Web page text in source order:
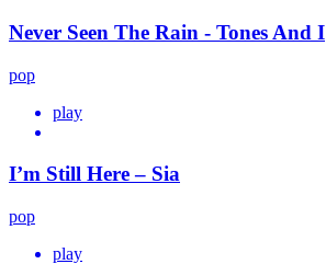
Never Seen The Rain - Tones And I
pop
play
I’m Still Here – Sia
pop
play